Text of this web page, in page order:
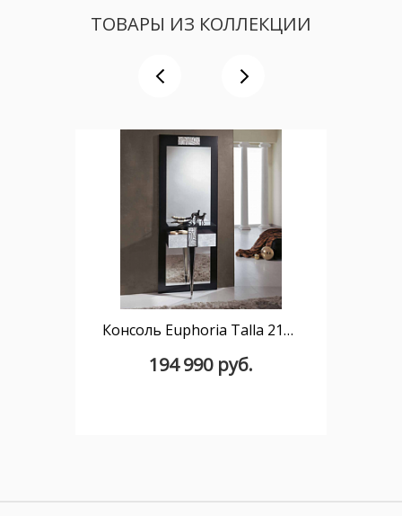
ТОВАРЫ ИЗ КОЛЛЕКЦИИ
Консоль Euphoria Talla 21061 с зеркалом 17061
194 990 руб.